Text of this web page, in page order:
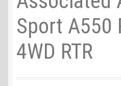
Shop
Warenkorb
Ablauf einer Bestellung
Sport A550
4WD RTR